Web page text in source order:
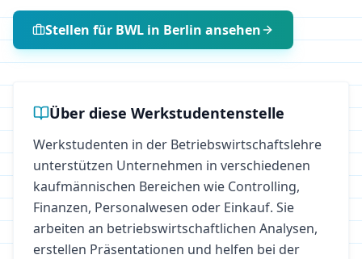
Stellen für BWL in Berlin ansehen
Über diese Werkstudentenstelle
Werkstudenten in der Betriebswirtschaftslehre
unterstützen Unternehmen in verschiedenen
kaufmännischen Bereichen wie Controlling,
Finanzen, Personalwesen oder Einkauf. Sie
arbeiten an betriebswirtschaftlichen Analysen,
erstellen Präsentationen und helfen bei der